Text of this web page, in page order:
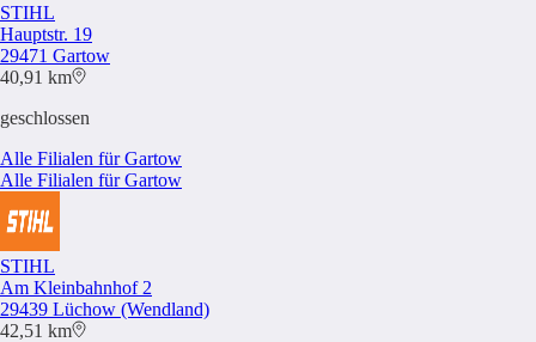
STIHL
Hauptstr. 19
29471 Gartow
40,91 km
geschlossen
Alle Filialen für Gartow
Alle Filialen für Gartow
STIHL
Am Kleinbahnhof 2
29439 Lüchow (Wendland)
42,51 km